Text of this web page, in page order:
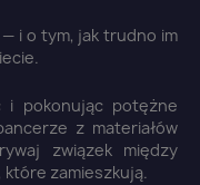
i o tym, jak trudno im
i pokonując potężne
z materiałów
związek między
które zamieszkują.